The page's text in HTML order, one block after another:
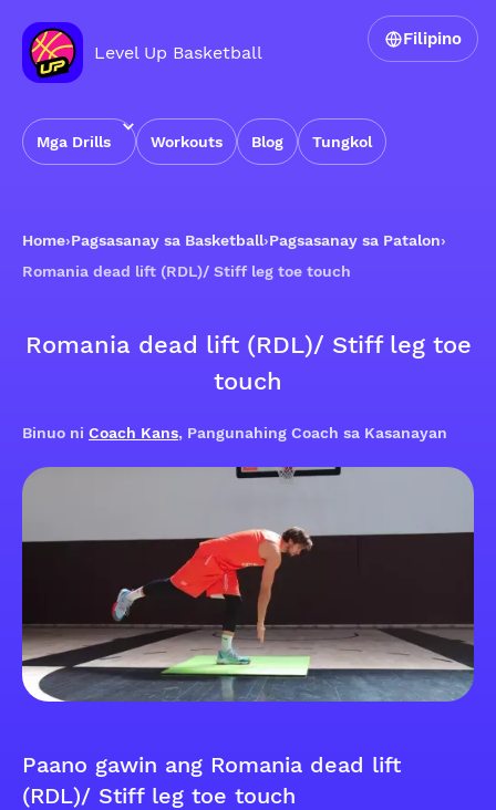
Level Up Basketball
Mga Drills Workouts Blog Tungkol
Filipino
Home›Pagsasanay sa Basketball›Pagsasanay sa Patalon›
Romania dead lift (RDL)/ Stiff leg toe touch
Romania dead lift (RDL)/ Stiff leg toe
touch
Binuo ni Coach Kans, Pangunahing Coach sa Kasanayan
Paano gawin ang Romania dead lift
(RDL)/ Stiff leg toe touch